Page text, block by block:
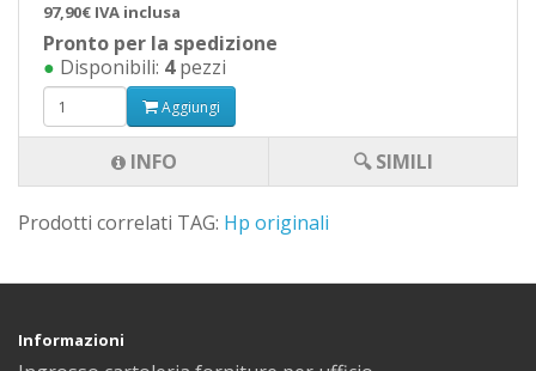
97,90€ IVA inclusa
Pronto per la spedizione
● Disponibili: 4pezzi
Aggiungi
INFO 🔍 SIMILI
Prodotti correlati TAG: Hp originali
Informazioni